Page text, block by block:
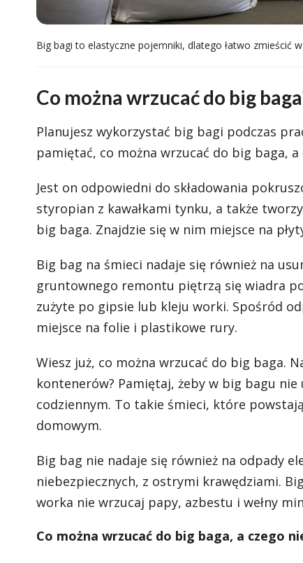
Big bagi to elastyczne pojemniki, dlatego łatwo zmieścić
Co można wrzucać do big
Planujesz wykorzystać big bagi podczas
pamiętać, co można wrzucać do big baga,
Jest on odpowiedni do składowania
styropian z kawałkami tynku, a także
big baga. Znajdzie się w nim miejsce na
Big bag na śmieci nadaje się również na
gruntownego remontu piętrzą się wiadra po
zużyte po gipsie lub kleju worki. Spośród
miejsce na folie i plastikowe rury.
Wiesz już, co można wrzucać do big baga.
kontenerów? Pamiętaj, żeby w big bagu
codziennym. To takie śmieci, które
domowym.
Big bag nie nadaje się również na odpady
niebezpiecznych, z ostrymi krawędziami.
worka nie wrzucaj papy, azbestu i wełny
Co można wrzucać do big baga, a czego